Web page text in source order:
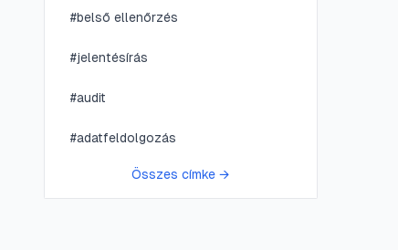
#belső ellenőrzés
#jelentésírás
#audit
#adatfeldolgozás
Összes címke →